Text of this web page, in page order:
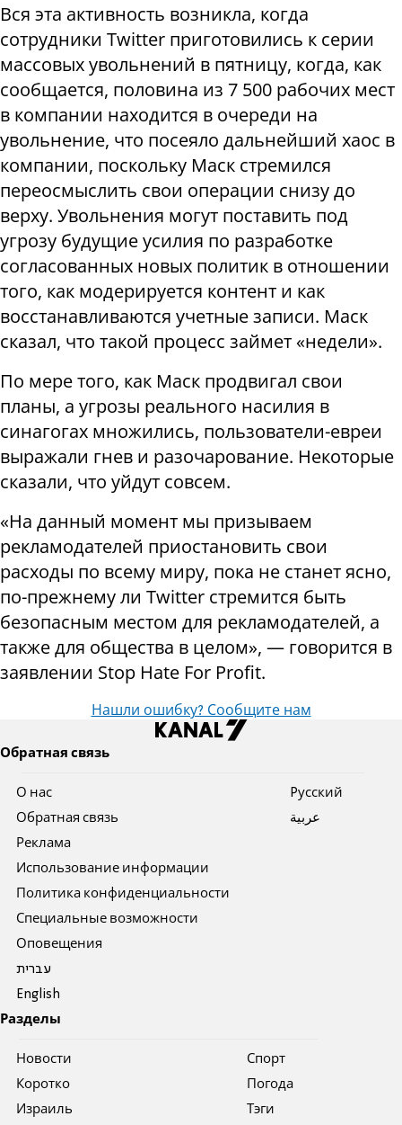
Вся эта активность возникла, когда
сотрудники Twitter приготовились к серии
массовых увольнений в пятницу, когда, как
сообщается, половина из 7 500 рабочих мест
в компании находится в очереди на
увольнение, что посеяло дальнейший хаос в
компании, поскольку Маск стремился
переосмыслить свои операции снизу до
верху. Увольнения могут поставить под
угрозу будущие усилия по разработке
согласованных новых политик в отношении
того, как модерируется контент и как
восстанавливаются учетные записи. Маск
сказал, что такой процесс займет «недели».
По мере того, как Маск продвигал свои
планы, а угрозы реального насилия в
синагогах множились, пользователи-евреи
выражали гнев и разочарование. Некоторые
сказали, что уйдут совсем.
«На данный момент мы призываем
рекламодателей приостановить свои
расходы по всему миру, пока не станет ясно,
по-прежнему ли Twitter стремится быть
безопасным местом для рекламодателей, а
также для общества в целом», — говорится в
заявлении Stop Hate For Profit.
Нашли ошибку? Сообщите нам
Обратная связь
О нас
Обратная связь
Реклама
Использование информации
Политика конфиденциальности
Специальные возможности
Оповещения
עברית
English
Pусский
عربية
Разделы
Новости
Коротко
Израиль
Спорт
Погода
Тэги